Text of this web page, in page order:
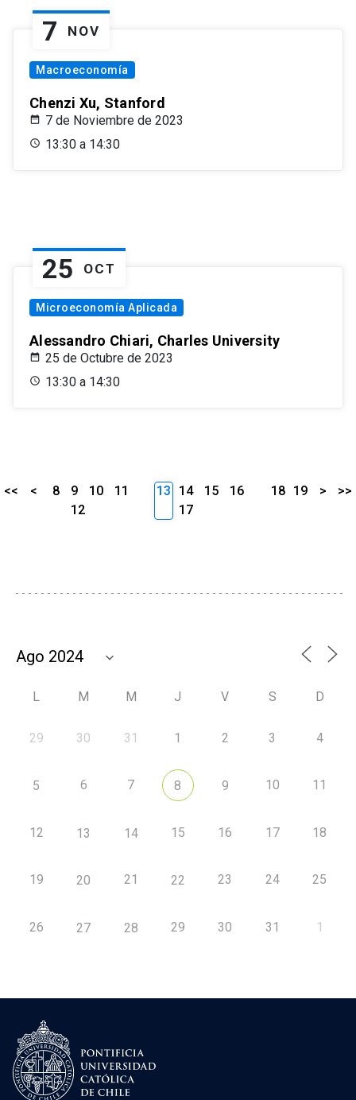
7 NOV
Macroeconomía
Chenzi Xu, Stanford
7 de Noviembre de 2023
13:30 a 14:30
25 OCT
Microeconomía Aplicada
Alessandro Chiari, Charles University
25 de Octubre de 2023
13:30 a 14:30
<< < 8 9 10
11
12
13 14 15
16
17
18 19 > >>
L M M J V S D
29 30 31 1 2 3 4
5 6 7 8 9 10 11
12 13 14 15 16 17 18
19 20 21 22 23 24 25
26 27 28 29 30 31 1